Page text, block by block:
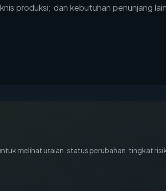
produksi; dan kebutuhan penunjang
melihat uraian, status perubahan, tingkat